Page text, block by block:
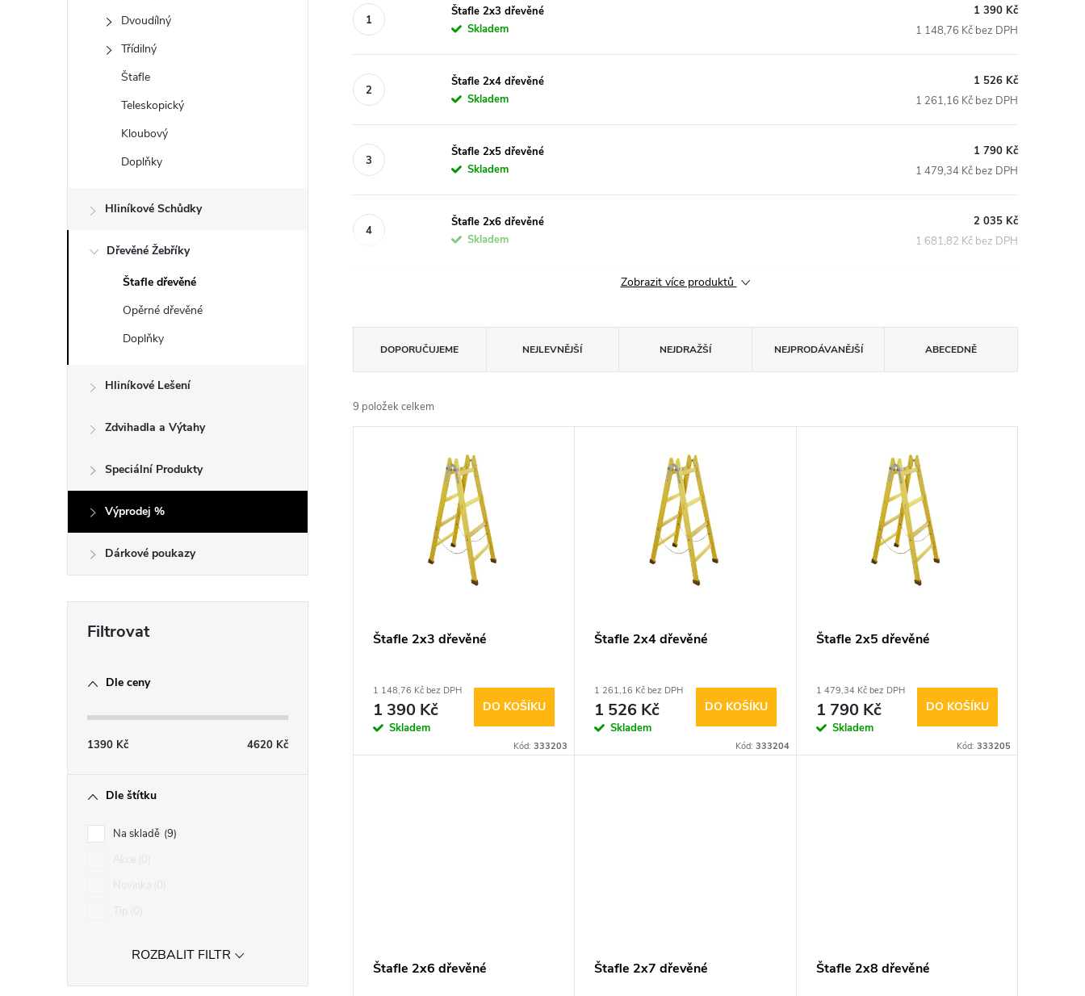
í
Dvoudílný
Třídilný
Štafle
Teleskopický
Kloubový
Doplňky
Hliníkové Schůdky
Dřevěné Žebříky
Štafle dřevěné
Opěrné dřevěné
Doplňky
Hliníkové Lešení
Zdvihadla a Výtahy
Speciální Produkty
Výprodej %
Dárkové poukazy
Dle ceny
1390 Kč 4620 Kč
Dle štítku
Na skladě 9
ROZBALIT FILTR
Štafle 2x3 dřevěné
Skladem
1 390 Kč
1 148,76 Kč bez DPH
Štafle 2x4 dřevěné
Skladem
1 526 Kč
1 261,16 Kč bez DPH
Štafle 2x5 dřevěné
Skladem
1 790 Kč
1 479,34 Kč bez DPH
Štafle 2x6 dřevěné
Skladem
2 035 Kč
1 681,82 Kč bez DPH
Zobrazit více produktů
a
z
u
DOPORUČUJEME NEJLEVNĚJŠÍ NEJDRAŽŠÍ NEJPRODÁVANĚJŠÍ ABECEDNĚ
9 položek celkem
d
Štafle 2x3 dřevěné
1 148,76 Kč bez DPH
1 390 Kč
Skladem
DO KOŠÍKU
Kód:333203
Štafle 2x4 dřevěné
1 261,16 Kč bez DPH
1 526 Kč
Skladem
DO KOŠÍKU
Kód: 333204
Štafle 2x5 dřevěné
1 479,34 Kč bez DPH
1 790 Kč
Skladem
DO KOŠÍKU
Kód: 333205
Štafle 2x6 dřevěné Štafle 2x7 dřevěné Štafle 2x8 dřevěné